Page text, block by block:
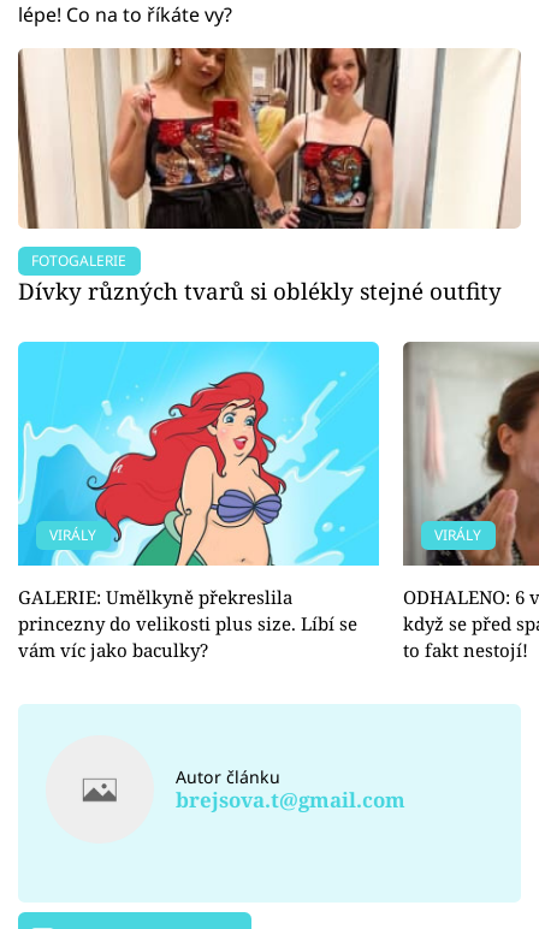
lépe! Co na to říkáte vy?
FOTOGALERIE
Dívky různých tvarů si oblékly stejné outfity
VIRÁLY
GALERIE: Umělkyně překreslila
princezny do velikosti plus size. Líbí se
vám víc jako baculky?
VIRÁLY
ODHALENO: 6
když se před
to fakt nestojí!
Autor článku
brejsova.t@gmail.com